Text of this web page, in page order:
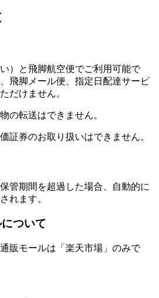
）と飛脚航空便でご利用可能で
飛脚メール便、指定日配達サービ
だけません。
の転送はできません。
証券のお取り扱いはできません。
管期間を超過した場合、自動的に
れます。
ついて
販モールは「楽天市場」のみで